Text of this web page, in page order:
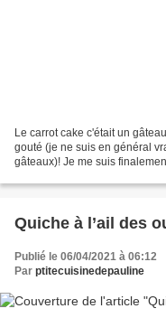
Le carrot cake c'était un
gouté (je ne suis en général
gâteaux)! Je me suis
Quiche à l’ail des
Publié le 06/04/2021 à 06:12
Par ptitecuisinedepauline